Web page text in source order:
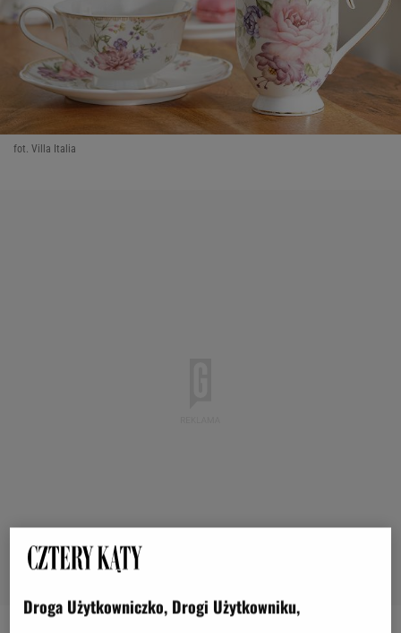
fot. Villa Italia
Droga Użytkowniczko, Drogi Użytkowniku,